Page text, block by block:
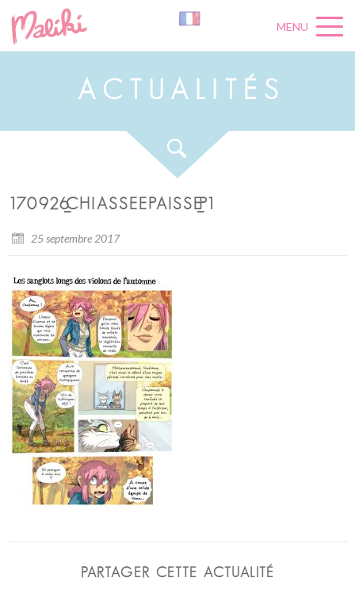
MENU
A C U A L É S
170926_CHIASSEEPAISSE_P1
25 septembre 2017
PARTAGER CETTE ACTUALITÉ